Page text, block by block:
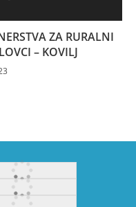
ZA RURALNI
– KOVILJ